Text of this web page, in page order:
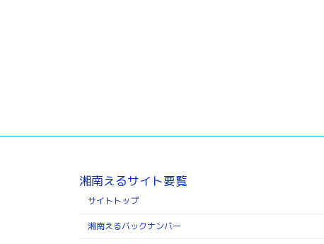
湘南えるサイト要覧
サイトトップ
湘南えるバックナンバー